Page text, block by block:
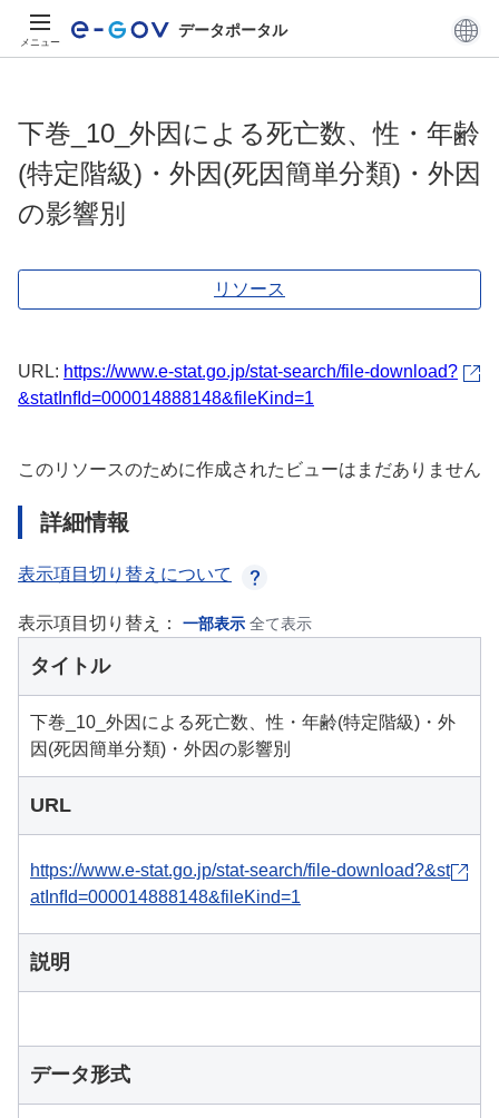
メニュー
データポータル
下巻_10_外因による死亡数、性・年齢
(特定階級)・外因(死因簡単分類)・外因
の影響別
リソース
URL: https://www.e-stat.go.jp/stat-search/file-download?
&statInfId=000014888148&fileKind=1
このリソースのために作成されたビューはまだありません
詳細情報
表示項目切り替えについて
表示項目切り替え： 一部表示 全て表示
タイトル
下巻_10_外因による死亡数、性・年齢(特定階級)・外
因(死因簡単分類)・外因の影響別
URL
https://www.e-stat.go.jp/stat-search/file-download?&st
atInfId=000014888148&fileKind=1
説明
データ形式